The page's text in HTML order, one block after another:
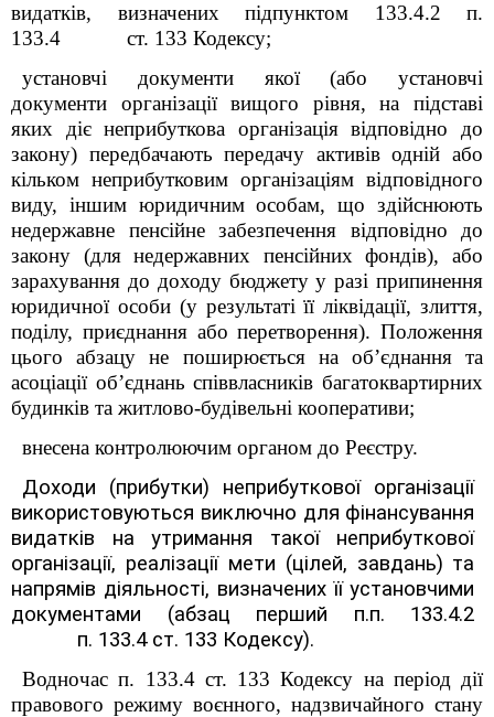
видатків, визначених підпунктом 133.4.2 п.
133.4 ст. 133 Кодексу;
установчі документи якої (або установчі
документи організації вищого рівня, на підставі
яких діє неприбуткова організація відповідно до
закону) передбачають передачу активів одній або
кільком неприбутковим організаціям відповідного
виду, іншим юридичним особам, що здійснюють
недержавне пенсійне забезпечення відповідно до
закону (для недержавних пенсійних фондів), або
зарахування до доходу бюджету у разі припинення
юридичної особи (у результаті її ліквідації, злиття,
поділу, приєднання або перетворення). Положення
цього абзацу не поширюється на об’єднання та
асоціації об’єднань співвласників багатоквартирних
будинків та житлово-будівельні кооперативи;
внесена контролюючим органом до Реєстру.
Доходи (прибутки) неприбуткової організації
використовуються виключно для фінансування
видатків на утримання такої неприбуткової
організації, реалізації мети (цілей, завдань) та
напрямів діяльності, визначених її установчими
документами (абзац перший п.п. 133.4.2
п. 133.4 ст. 133 Кодексу).
Водночас п. 133.4 ст. 133 Кодексу на період дії
правового режиму воєнного, надзвичайного стану